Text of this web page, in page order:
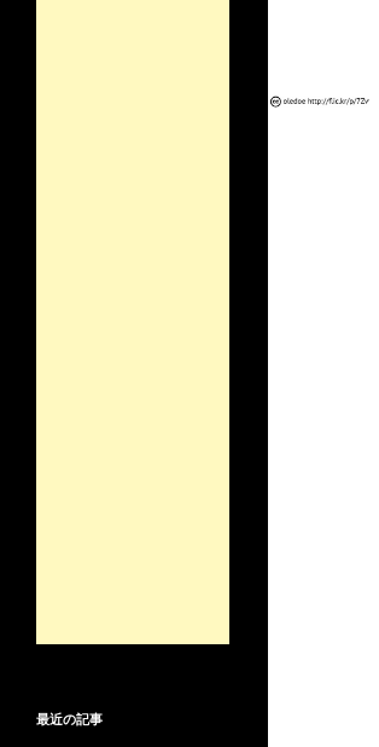
最近の記事